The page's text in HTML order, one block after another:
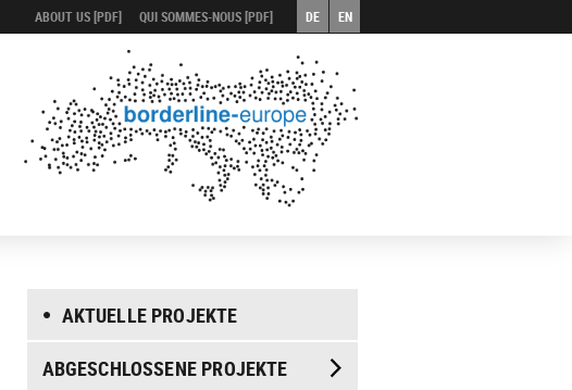
ABOUT US [PDF] QUI SOMMES-NOUS [PDF] DE EN
AKTUELLE PROJEKTE
ABGESCHLOSSENE PROJEKTE